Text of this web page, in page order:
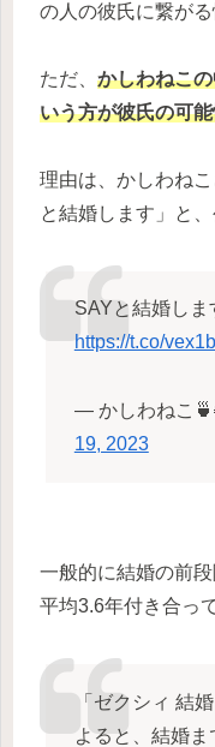
の人の彼氏に繋が
ただ、 かしわねこ
いう方が彼氏の可
理由は、かしわね
と結婚します」と
SAYと結婚しま
https://t.co/
— かしわねこ
19, 2023
一般的に結婚の前
平均3.6年付き合っ
「ゼクシィ 結
よると、結婚ま